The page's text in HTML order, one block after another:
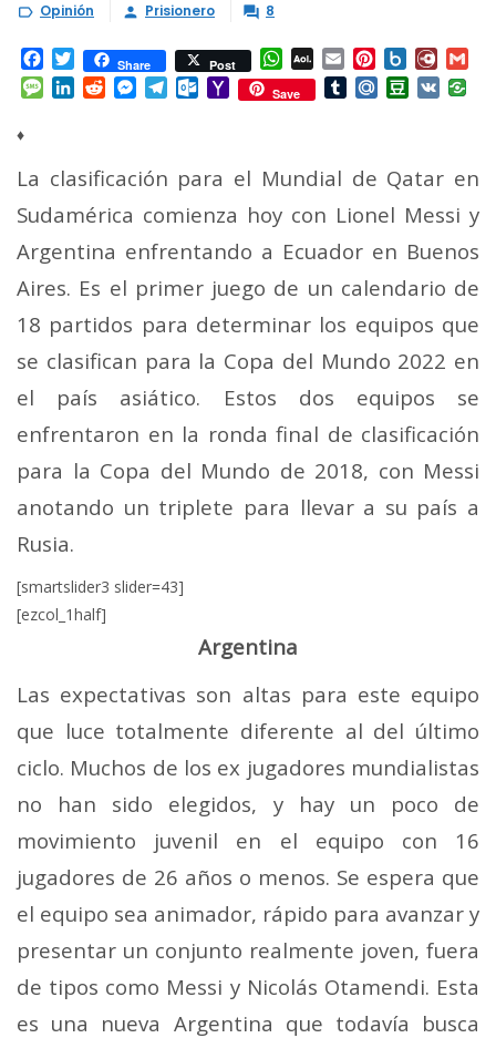
 Opinión  Prisionero  8
Facebook
TwitterShare Post WhatsApp
AOL
Mail
Email Pinterest
Box.net
Message
LinkedInRedditMessenger
TelegramOutlook.com
YahooSave TumblrMail.RuDouban
VK
♦
La clasificación para el Mundial de Qatar en
Sudamérica comienza hoy con Lionel Messi y
Argentina enfrentando a Ecuador en Buenos
Aires. Es el primer juego de un calendario de
18 partidos para determinar los equipos que
se clasifican para la Copa del Mundo 2022 en
el país asiático. Estos dos equipos se
enfrentaron en la ronda final de clasificación
para la Copa del Mundo de 2018, con Messi
anotando un triplete para llevar a su país a
Rusia.
[smartslider3 slider=43]
[ezcol_1half]
Argentina
Las expectativas son altas para este equipo
que luce totalmente diferente al del último
ciclo. Muchos de los ex jugadores mundialistas
no han sido elegidos, y hay un poco de
movimiento juvenil en el equipo con 16
jugadores de 26 años o menos. Se espera que
el equipo sea animador, rápido para avanzar y
presentar un conjunto realmente joven, fuera
de tipos como Messi y Nicolás Otamendi. Esta
es una nueva Argentina que todavía busca